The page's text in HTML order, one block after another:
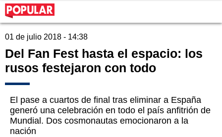
01 de julio 2018 - 14:38
Del Fan Fest hasta el espacio: los
rusos festejaron con todo
El pase a cuartos de final tras eliminar a España
generó una celebración en todo el país anfitrión de
Mundial. Dos cosmonautas emocionaron a la
nación